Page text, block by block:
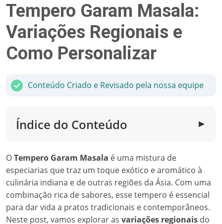
Tempero Garam Masala:
Variações Regionais e
Como Personalizar
Conteúdo Criado e Revisado pela nossa equipe
Índice do Conteúdo ▼
OTempero Garam Masala é uma mistura de
especiarias que traz um toque exótico e aromático à
culinária indiana e de outras regiões da Ásia. Com uma
combinação rica de sabores, esse tempero é essencial
para dar vida a pratos tradicionais e contemporâneos.
Neste post, vamos explorar as variações regionais do